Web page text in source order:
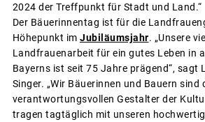
2024 der Treffpunkt für Stadt und Land.“
Der Bäuerinnentag ist für die
Höhepunkt im Jubiläumsjahr. „Unsere
Landfrauenarbeit für ein gutes Leben in
Bayerns ist seit 75 Jahre prägend“, sagt
Singer. „Wir Bäuerinnen und Bauern sind
verantwortungsvollen Gestalter der
tragen tagtäglich mit unseren